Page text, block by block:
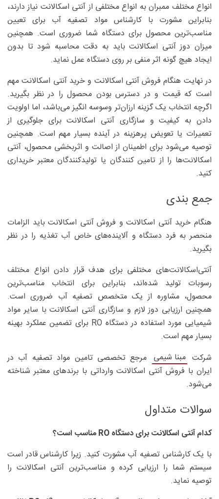
انواع مختلف ممبران به انواع مختلفی از آنتی اسکالانت نیاز دارند،
بنابراین مشورت با کارشناس مواد تصفیه آب برای تعیین
مناسب‌ترین محصول برای دستگاه شما ضروری است. همچنین
میزان دوز آنتی اسکالانت باید به دقت محاسبه شود تا بدون
ایجاد هیچ گونه اثر منفی بر روی دستگاه عمل نماید.
در نهایت هنگام فروش آنتی اسکالانت و خرید آنتی اسکالانت مهم
است که قیمت و در دسترس بودن محصول را در نظر بگیرید.
اگرچه انتخاب یک گزینه ارزان‌تر وسوسه انگیز می‌باشد، اما اولویت
دادن به کیفیت و سازگاری آنتی اسکالانت برای جلوگیری از
تعمیرات یا تعویض پرهزینه در آینده بسیار مهم است. همچنین
توصیه می‌شود برای اطمینان از اصالت و اثربخشی محصول، آنتی
اسکالانت‌ها را از تامین کنندگان یا تولیدکنندگان معتبر خریداری
کنید.
جمع بندی
هنگام خرید آنتی اسکالانت و فروش آنتی اسکالانت باید الزامات
منحصر به فرد دستگاه و آلاینده‌های خاص آب تغذیه را در نظر
بگیرید.
آنتی‌اسکالانت‌های مختلفی برای هدف قرار دادن انواع مختلف
رسوبات تولید شده‌اند، بنابراین برای انتخاب مناسب‌ترین
محصول، مشاوره از یک متخصص تصفیه آب ضروری است.
همچنین ارزیابی دوز لازم و سازگاری آنتی اسکالانت با سایر مواد
شیمیایی مورد استفاده در دستگاه RO برای تضمین عملکرد بهینه
بسیار مهم است.
شرکت مبنا شیمی مرجع تخصصی تامین مواد تصفیه آب در
ایران با فروش آنتی اسکالانت وارداتی با برندهای معتبر شناخته
می‌شود.
سوالات متداول
کدام آنتی اسکالانت برای دستگاه RO مناسب است؟
با یک کارشناس تصفیه آب مشورت کنید. زیرا کارشناس قادر است
سیستم شما را ارزیابی کرده و مناسب‌ترین آنتی اسکالانت را
توصیه نماید.